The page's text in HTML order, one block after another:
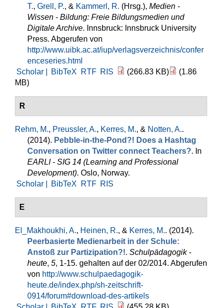
T., Grell, P., & Kammerl, R. (Hrsg.), Medien -
Wissen - Bildung: Freie Bildungsmedien und
Digitale Archive. Innsbruck: Innsbruck University
Press. Abgerufen von
http://www.uibk.ac.at/iup/verlagsverzeichnis/confer
enceseries.html
Scholar |
BibTeX RTF RIS (266.83 KB)
(1.86
MB)
R
Rehm, M., Preussler, A., Kerres, M., & Notten, A..
(2014). Pebble-in-the-Pond?! Does a Hashtag
Conversation on Twitter connect Teachers?. In
EARLI - SIG 14 (Learning and Professional
Development). Oslo, Norway.
Scholar |
BibTeX RTF RIS
E
El_Makhoukhi, A., Heinen, R., & Kerres, M.. (2014).
Peerbasierte Medienarbeit in der Schule:
Anstoß zur Partizipation?!. Schulpädagogik -
heute, 5, 1-15. gehalten auf der 02/2014. Abgerufen
von http://www.schulpaedagogik-
heute.de/index.php/sh-zeitschrift-
0914/forum#download-des-artikels